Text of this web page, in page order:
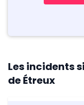
Les incidents
de Étreux